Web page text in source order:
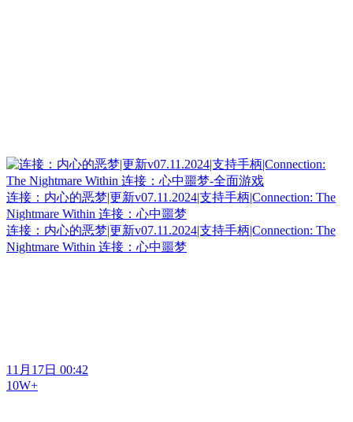
连接：内心的恶梦|更新v07.11.2024|支持手柄|Connection: The
Nightmare Within 连接：心中噩梦
连接：内心的恶梦|更新v07.11.2024|支持手柄|Connection: The
Nightmare Within 连接：心中噩梦
11月17日 00:42
10W+